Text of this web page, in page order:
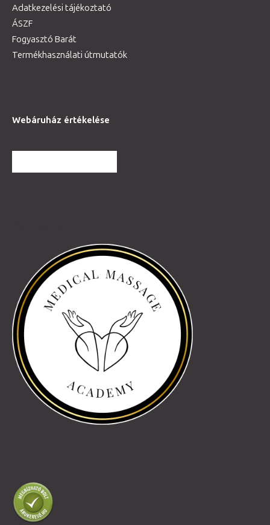
Adatkezelési tájékoztató
ÁSZF
Fogyasztó Barát
Termékhasználati útmutatók
Webáruház értékelése